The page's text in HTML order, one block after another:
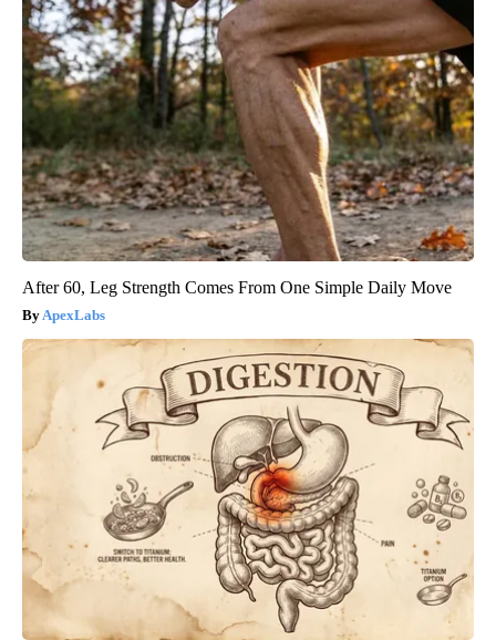
After 60, Leg Strength Comes From One Simple Daily Move
ApexLabs